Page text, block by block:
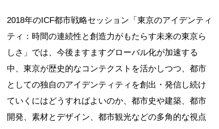
論を行った。
プレセミナー第1回
「Streetfight：街路が変われば、世界
登壇者